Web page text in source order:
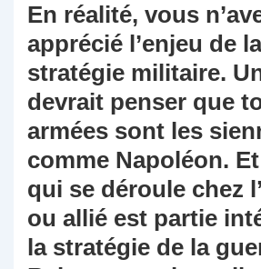
En réalité, vous
apprécié l’enjeu de
stratégie militaire.
devrait penser que
armées sont les
comme Napoléon.
qui se déroule chez
ou allié est partie
la stratégie de la